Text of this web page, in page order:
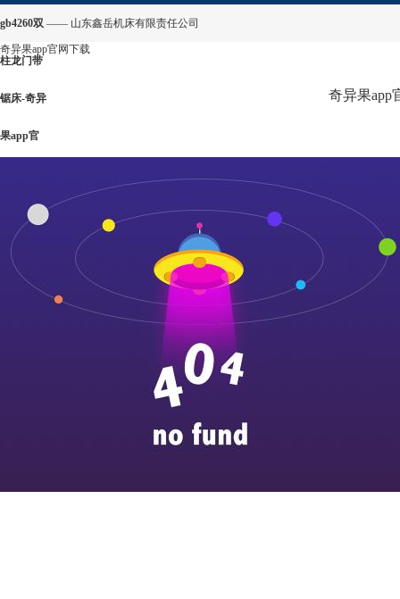
gb4260双
柱龙门带
锯床-奇异
果app官
—— 山东鑫岳机床有限责任公司
奇异果app官网下载
奇异果app